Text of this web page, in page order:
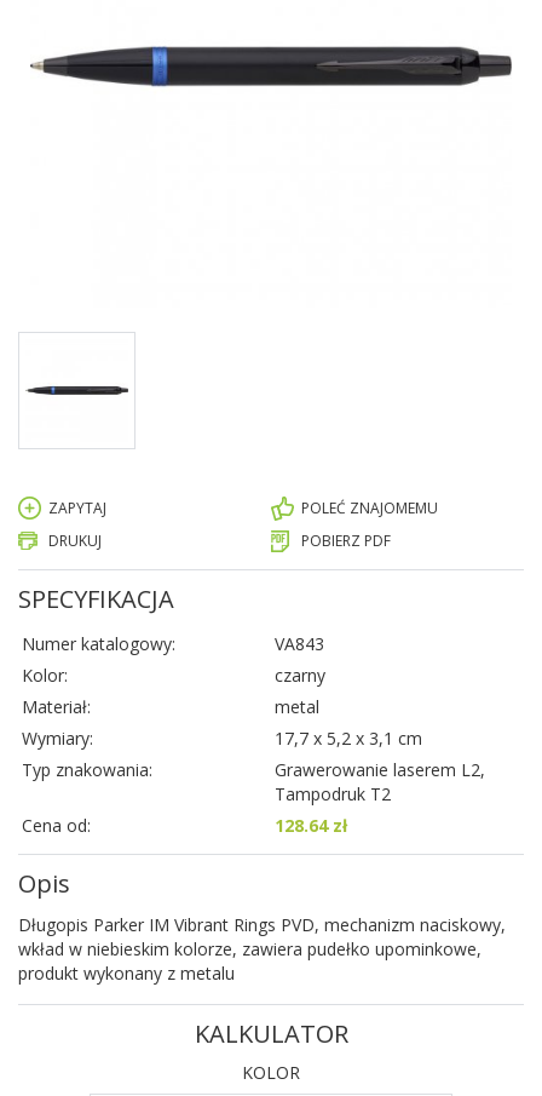
ZAPYTAJ
POLEĆ ZNAJOMEMU
DRUKUJ
POBIERZ PDF
SPECYFIKACJA
Numer katalogowy:
VA843
Kolor:
czarny
Materiał:
metal
Wymiary:
17,7 x 5,2 x 3,1 cm
Typ znakowania:
Grawerowanie laserem L2,
Tampodruk T2
Cena od:
128.64 zł
Opis
Długopis Parker IM Vibrant Rings PVD, mechanizm naciskowy,
wkład w niebieskim kolorze, zawiera pudełko upominkowe,
produkt wykonany z metalu
KALKULATOR
KOLOR